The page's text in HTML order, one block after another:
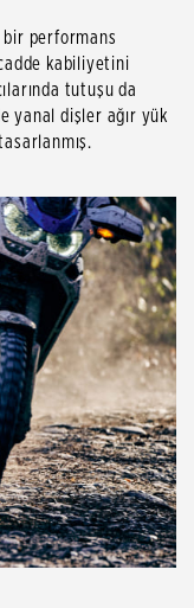
bir performans
kabiliyetini
tutuşu da
dişler ağır yük